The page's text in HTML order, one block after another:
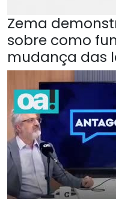
Zema
sobre como
mudança das